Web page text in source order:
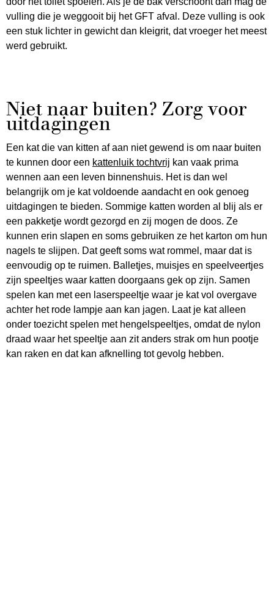
vulling die je weggooit bij het GFT afval. Deze vulling is ook
een stuk lichter in gewicht dan kleigrit, dat vroeger het meest
werd gebruikt.
Niet naar buiten? Zorg voor
uitdagingen
Een kat die van kitten af aan niet gewend is om naar buiten
te kunnen door een kattenluik tochtvrij kan vaak prima
wennen aan een leven binnenshuis. Het is dan wel
belangrijk om je kat voldoende aandacht en ook genoeg
uitdagingen te bieden. Sommige katten worden al blij als er
een pakketje wordt gezorgd en zij mogen de doos. Ze
kunnen erin slapen en soms gebruiken ze het karton om hun
nagels te slijpen. Dat geeft soms wat rommel, maar dat is
eenvoudig op te ruimen. Balletjes, muisjes en speelveertjes
zijn speeltjes waar katten doorgaans gek op zijn. Samen
spelen kan met een laserspeeltje waar je kat vol overgave
achter het rode lampje aan kan jagen. Laat je kat alleen
onder toezicht spelen met hengelspeeltjes, omdat de nylon
draad waar het speeltje aan zit anders strak om hun pootje
kan raken en dat kan afknelling tot gevolg hebben.